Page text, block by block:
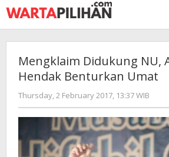
Skip
to
content
Mengklaim Didukung NU,
Hendak Benturkan Umat
Thursday, 2 February 2017, 13:37 WIB